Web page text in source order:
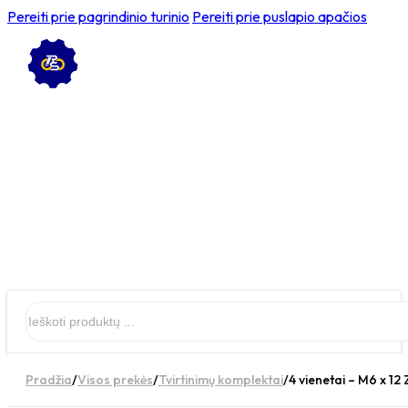
Pereiti prie pagrindinio turinio Pereiti prie puslapio apačios
Pradžia/Visos prekės/Tvirtinimų komplektai/4 vienetai – M6 x